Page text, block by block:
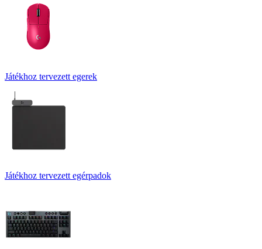
Játékhoz tervezett egerek
Játékhoz tervezett egérpadok